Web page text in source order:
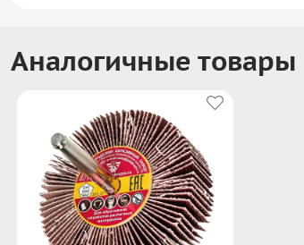
Аналогичные товары